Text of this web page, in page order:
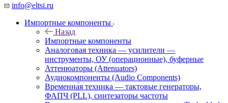
матрица
Гидро- и
пневмоприводы
и клапаны
(Fluid
Power
Actuators
& Valves)
info@eltsi.ru
Импортные компоненты
Назад
Импортные компоненты
Аналоговая техника — усилители —
инструменты, ОУ (операционные), буферные
Аттенюаторы (Attenuators)
Аудиокомпоненты (Audio Components)
Временна́я техника — тактовые генераторы,
ФАПЧ (PLL), синтезаторы частоты